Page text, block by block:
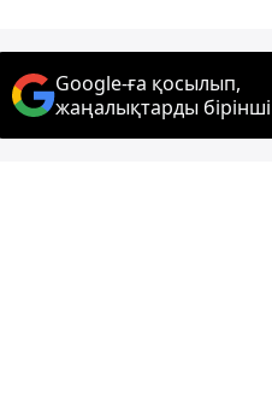
Google-ға қосылып,
жаңалықтарды